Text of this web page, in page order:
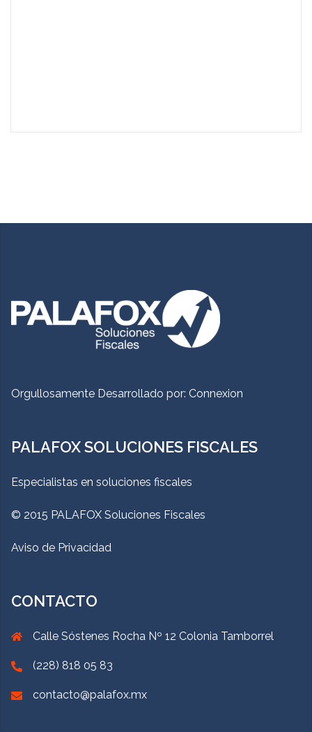
Orgullosamente Desarrollado por: Connexion
PALAFOX SOLUCIONES FISCALES
Especialistas en soluciones fiscales
© 2015 PALAFOX Soluciones Fiscales
Aviso de Privacidad
CONTACTO
Calle Sóstenes Rocha Nº 12 Colonia Tamborrel
(228) 818 05 83
contacto@palafox.mx